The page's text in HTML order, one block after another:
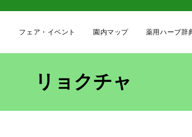
フェア・イベント 園内マップ 薬用ハーブ辞
リョクチャ